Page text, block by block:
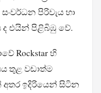
පිරිවැය හා
එයින් පිළිබිඹු වේ.
Rockstar හි
තුළ වඩාත්ම
ඉදිරියෙන් සිටින